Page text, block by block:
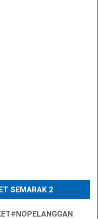
SEMARAK 2
#NOPELANGGAN